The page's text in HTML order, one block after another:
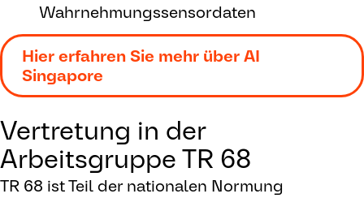
Wahrnehmungssensordaten
Hier erfahren Sie mehr über AI
Singapore
Vertretung in der
Arbeitsgruppe TR 68
TR 68 ist Teil der nationalen Normung